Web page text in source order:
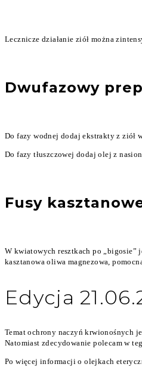
Lecznicze działanie ziół można
Dwufazowy
Do fazy wodnej dodaj ekstrakty z ziół
Do fazy tłuszczowej dodaj olej z
Fusy
W kwiatowych resztkach po „bigosie”
kasztanowa oliwa magnezowa,
Edycja
Temat ochrony naczyń krwionośnych
Natomiast zdecydowanie polecam w
Po więcej informacji o olejkach